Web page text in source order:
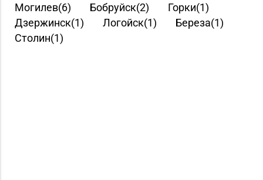
Могилев(6)
Бобруйск(2)
Горки(1)
Дзержинск(1)
Логойск(1)
Береза(1)
Столин(1)